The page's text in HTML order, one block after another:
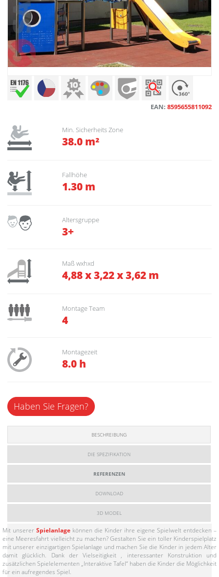
EAN: 8595655811092
Min. Sicherheits Zone
38.0 m²
Fallhöhe
1.30 m
Altersgruppe
3+
Maß wxhxd
4,88 x 3,22 x 3,62 m
Montage Team
4
Montagezeit
8.0 h
Haben Sie Fragen?
BESCHREIBUNG
DIE SPEZIFIKATION
REFERENZEN
DOWNLOAD
3D MODEL
Mit unserer Spielanlage können die Kinder ihre eigene Spielwelt entdecken –
eine Meeresfahrt vielleicht zu machen? Gestalten Sie ein toller Kinderspielplatz
mit unserer einzigartigen Spielanlage und machen Sie die Kinder in jedem Alter
damit glücklich. Dank der Vielseitigkeit , interessanter Konstruktion und
zusätzlichen Spielelementen „Interaktive Tafel“ haben die Kinder die Möglichkeit
für ein aufregendes Spiel.